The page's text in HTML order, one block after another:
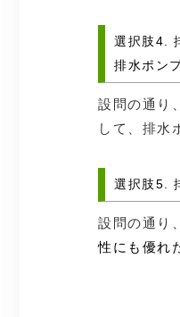
選択肢4.
排水ポン
設問の通り
して、排水
選択肢5.
設問の通り
性にも優れ